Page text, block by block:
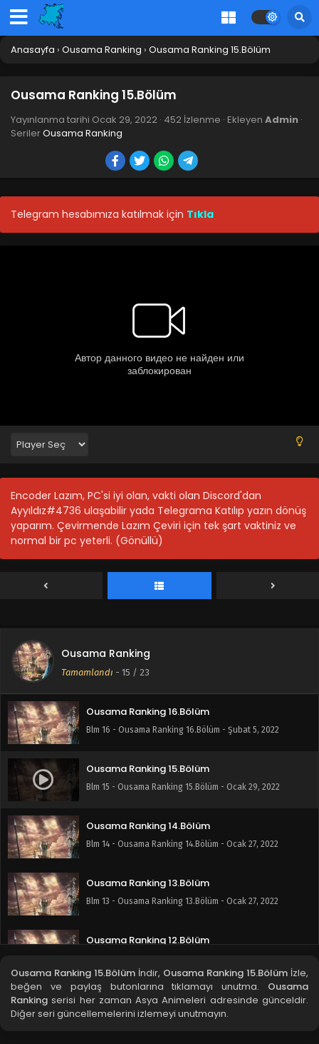
Anasayfa › Ousama Ranking › Ousama Ranking 15.Bölüm
Ousama Ranking 15.Bölüm
Yayınlanma tarihi Ocak 29, 2022 · 452 İzlenme · Ekleyen Admin ·
SerilerOusama Ranking
Telegram hesabımıza katılmak için Tıkla
Encoder Lazım, PC'si iyi olan, vakti olan Discord'dan
Ayyıldız#4736 ulaşabilir yada Telegrama Katılıp yazın dönüş
yaparım. Çevirmende Lazım Çeviri için tek şart vaktiniz ve
normal bir pc yeterli. (Gönüllü)
Ousama Ranking
Tamamlandı - 15 / 23
Ousama Ranking 23.Bölüm Final
Blm 23 - Ousama Ranking 23.Bölüm Final - Mart 26, 2022
Ousama Ranking 22.Bölüm
Ousama Ranking 21.Bölüm
Blm 20 - Ousama Ranking 20.Bölüm - Mart 7, 2022
Ousama Ranking 19.Bölüm
Blm 19 - Ousama Ranking 19.Bölüm - Şubat 26, 2022
Ousama Ranking 18.Bölüm
Ousama Ranking 17.Bölüm
Blm 17 - Ousama Ranking 17.Bölüm - Şubat 12, 2022
Ousama Ranking 16.Bölüm
Blm 16 - Ousama Ranking 16.Bölüm - Şubat 5, 2022
Ousama Ranking 15.Bölüm
Blm 15 - Ousama Ranking 15.Bölüm - Ocak 29, 2022
Ousama Ranking 14.Bölüm
Blm 14 - Ousama Ranking 14.Bölüm - Ocak 27, 2022
Ousama Ranking 13.Bölüm
Blm 13 - Ousama Ranking 13.Bölüm - Ocak 27, 2022
Ousama Ranking 12.Bölüm
Ousama Ranking 11.Bölüm
Blm 11 - Ousama Ranking 11.Bölüm - Ocak 2, 2022
Ousama Ranking 15.Bölüm İndir, Ousama Ranking 15.Bölüm İzle,
beğen ve paylaş butonlarına tıklamayı unutma. Ousama
Ranking serisi her zaman Asya Animeleri adresinde günceldir.
Diğer seri güncellemelerini izlemeyi unutmayın.